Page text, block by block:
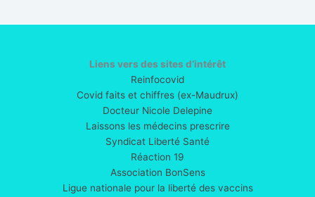
Liens vers des sites d’intérêt
Reinfocovid
Covid faits et chiffres (ex-Maudrux)
Docteur Nicole Delepine
Laissons les médecins prescrire
Syndicat Liberté Santé
Réaction 19
Association BonSens
Ligue nationale pour la liberté des vaccins